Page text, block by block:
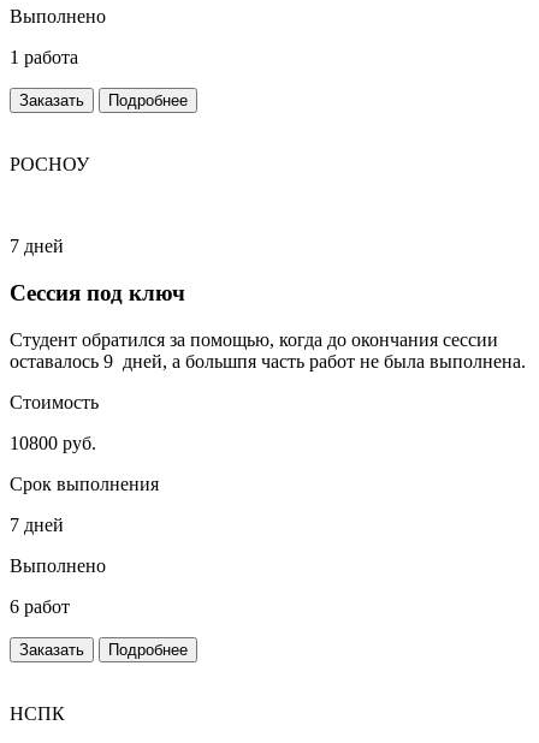
Выполнено
1 работа
Заказать Подробнее
РОСНОУ
7 дней
Сессия под ключ
Студент обратился за помощью, когда до окончания сессии
оставалось 9 дней, а большпя часть работ не была выполнена.
Стоимость
10800 руб.
Срок выполнения
7 дней
Выполнено
6 работ
Заказать Подробнее
НСПК